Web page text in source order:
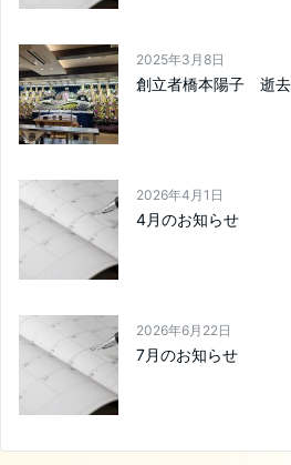
2025年3月8日
創立者橋本陽子 逝
2026年4月1日
4月のお知らせ
2026年6月22日
7月のお知らせ